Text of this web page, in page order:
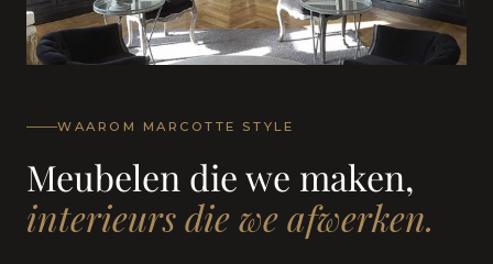
WAAROM MARCOTTE STYLE
Meubelen die we maken,
interieurs die we afwerken.